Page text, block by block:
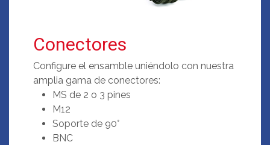
Conectores
Configure el ensamble uniéndolo con nuestra
amplia gama de conectores:
MS de 2 o 3 pines
M12
Soporte de 90°
BNC